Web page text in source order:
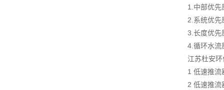
1.中部优先
2.系统优先
3.长度优先
4.循环水流
江苏杜安
1 低速推流
2 低速推流